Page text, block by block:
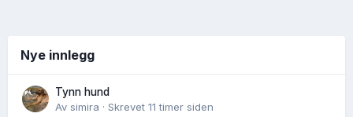
Nye innlegg
Tynn hund
Av simira · Skrevet 11 timer siden